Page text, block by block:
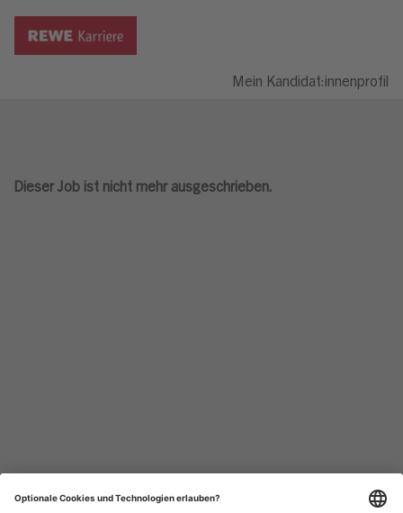
Mein Kandidat:innenprofil
Dieser Job ist nicht mehr ausgeschrieben.